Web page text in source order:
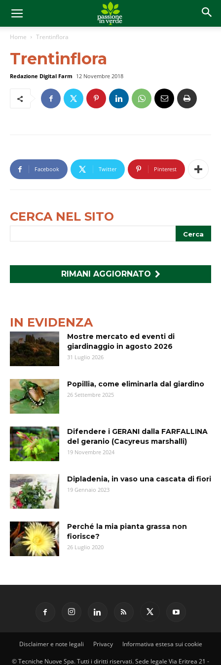
Home Trentinflora
Trentinflora
Redazione Digital Farm 12 Novembre 2018
Facebook Twitter Pinterest
CERCA NEL SITO
RIMANI AGGIORNATO
IN EVIDENZA
Mostre mercato ed eventi di
giardinaggio in agosto 2026
31 Luglio 2026
Popillia, come eliminarla dal giardino
26 Settembre 2025
Difendere i GERANI dalla FARFALLINA
del geranio (Cacyreus marshalli)
19 Novembre 2024
Dipladenia, in vaso una cascata di fiori
19 Gennaio 2023
Perché la mia pianta grassa non
fiorisce?
26 Luglio 2020
Disclaimer e note legali Privacy Informativa estesa sui cookie
© Tecniche Nuove Spa. Tutti i diritti riservati. Sede legale Via Eritrea 21 -